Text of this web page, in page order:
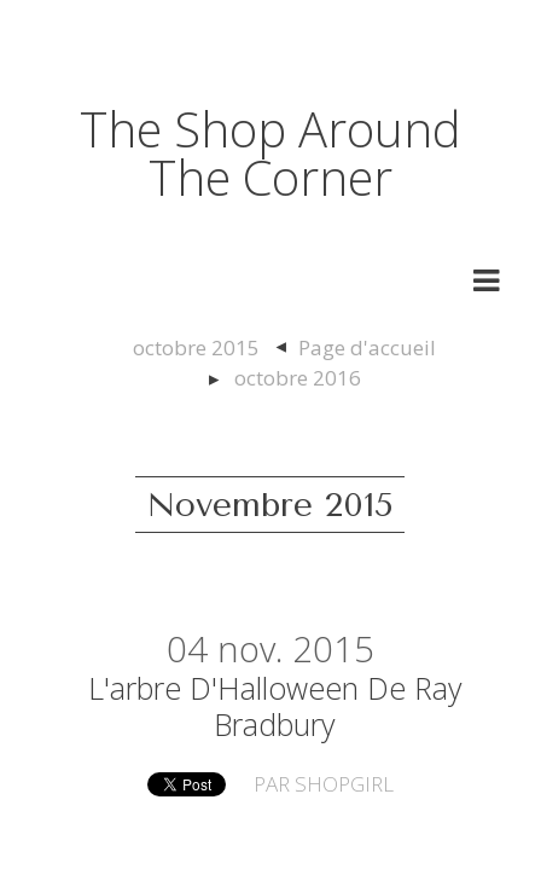
The Shop Around
The Corner
octobre 2015
Page d'accueil
octobre 2016
Novembre 2015
04 nov. 2015
L'arbre D'Halloween De Ray
Bradbury
PAR SHOPGIRL